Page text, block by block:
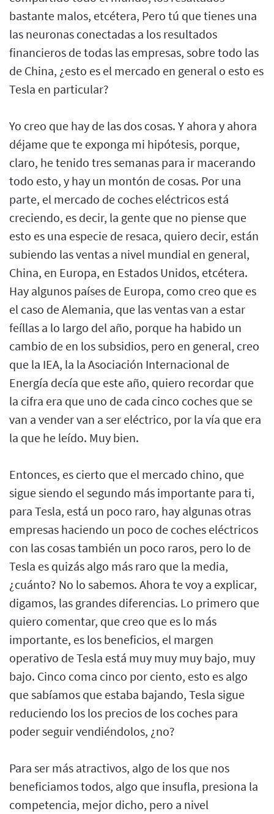
bastante malos, etcétera, Pero tú que tienes una
las neuronas conectadas a los resultados
financieros de todas las empresas, sobre todo las
de China, ¿esto es el mercado en general o esto es
Tesla en particular?
Yo creo que hay de las dos cosas. Y ahora y ahora
déjame que te exponga mi hipótesis, porque,
claro, he tenido tres semanas para ir macerando
todo esto, y hay un montón de cosas. Por una
parte, el mercado de coches eléctricos está
creciendo, es decir, la gente que no piense que
esto es una especie de resaca, quiero decir, están
subiendo las ventas a nivel mundial en general,
China, en Europa, en Estados Unidos, etcétera.
Hay algunos países de Europa, como creo que es
el caso de Alemania, que las ventas van a estar
feíllas a lo largo del año, porque ha habido un
cambio de en los subsidios, pero en general, creo
que la IEA, la la Asociación Internacional de
Energía decía que este año, quiero recordar que
la cifra era que uno de cada cinco coches que se
van a vender van a ser eléctrico, por la vía que era
la que he leído. Muy bien.
Entonces, es cierto que el mercado chino, que
sigue siendo el segundo más importante para ti,
para Tesla, está un poco raro, hay algunas otras
empresas haciendo un poco de coches eléctricos
con las cosas también un poco raros, pero lo de
Tesla es quizás algo más raro que la media,
¿cuánto? No lo sabemos. Ahora te voy a explicar,
digamos, las grandes diferencias. Lo primero que
quiero comentar, que creo que es lo más
importante, es los beneficios, el margen
operativo de Tesla está muy muy muy bajo, muy
bajo. Cinco coma cinco por ciento, esto es algo
que sabíamos que estaba bajando, Tesla sigue
reduciendo los los precios de los coches para
poder seguir vendiéndolos, ¿no?
Para ser más atractivos, algo de los que nos
beneficiamos todos, algo que insufla, presiona la
competencia, mejor dicho, pero a nivel